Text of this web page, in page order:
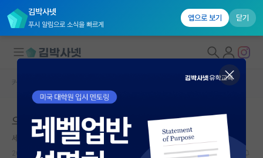
김박사넷
푸시 알림으로 소식을 빠르게
앱으로 보기 닫기
대학원생 모집
국내대학원 정보
연구실&오픈랩
커뮤니티 홈
으아아앙
세심한 아이작 뉴턴
2023.09.07 0 1642